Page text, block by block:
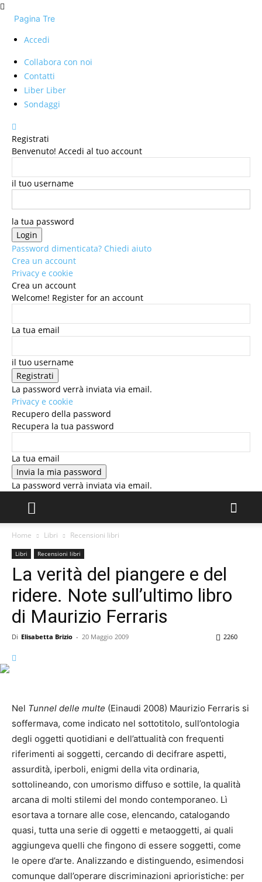
Pagina Tre
Accedi
Collabora con noi
Contatti
Liber Liber
Sondaggi
Registrati
Benvenuto! Accedi al tuo account
il tuo username
la tua password
Password dimenticata? Chiedi aiuto
Crea un account
Privacy e cookie
Crea un account
Welcome! Register for an account
La tua email
il tuo username
La password verrà inviata via email.
Privacy e cookie
Recupero della password
Recupera la tua password
La tua email
La password verrà inviata via email.
Home Libri Recensioni libri
Libri Recensioni libri
La verità del piangere e del
ridere. Note sull’ultimo libro
di Maurizio Ferraris
Di Elisabetta Brizio - 20 Maggio 2009 2260
Nel Tunnel delle multe (Einaudi 2008) Maurizio Ferraris si
soffermava, come indicato nel sottotitolo, sull’ontologia
degli oggetti quotidiani e dell’attualità con frequenti
riferimenti ai soggetti, cercando di decifrare aspetti,
assurdità, iperboli, enigmi della vita ordinaria,
sottolineando, con umorismo diffuso e sottile, la qualità
arcana di molti stilemi del mondo contemporaneo. Lì
esortava a tornare alle cose, elencando, catalogando
quasi, tutta una serie di oggetti e metaoggetti, ai quali
aggiungeva quelli che fingono di essere soggetti, come
le opere d’arte. Analizzando e distinguendo, esimendosi
comunque dall’operare discriminazioni aprioristiche: per